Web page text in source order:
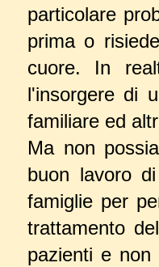
particolare
prima o
cuore. In
l'insorgere di
familiare ed
Ma non
buon lavoro
famiglie per
trattamento
pazienti e non